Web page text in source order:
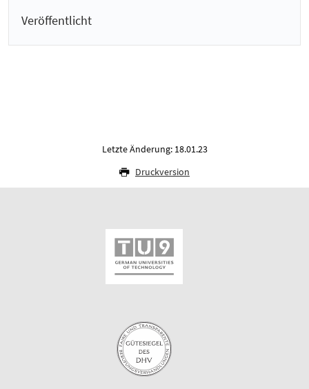
Veröffentlicht
Letzte Änderung: 18.01.23
Druckversion